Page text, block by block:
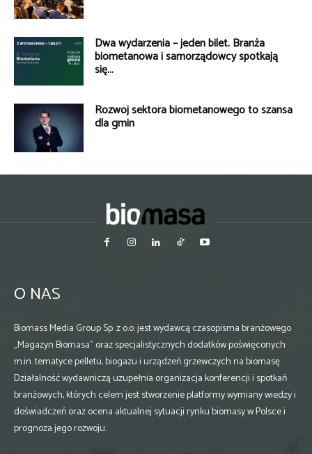
Dwa wydarzenia – jeden bilet. Branża
biometanowa i samorządowcy spotkają
się...
Rozwój sektora biometanowego to szansa
dla gmin
O NAS
Biomass Media Group Sp. z o.o. jest wydawcą czasopisma branżowego
„Magazyn Biomasa” oraz specjalistycznych dodatków poświęconych
m.in. tematyce pelletu, biogazu i urządzeń grzewczych na biomasę.
Działalność wydawniczą uzupełnia organizacja konferencji i spotkań
branżowych, których celem jest stworzenie platformy wymiany wiedzy i
doświadczeń oraz ocena aktualnej sytuacji rynku biomasy w Polsce i
prognoza jego rozwoju.